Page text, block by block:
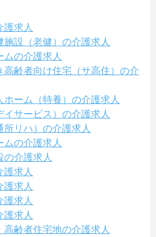
護求人
設（老健）の介護求人
の介護求人
齢者向け住宅（サ高住）の介
ーム（特養）の介護求人
サービス）の介護求人
リハ）の介護求人
の介護求人
介護求人
護求人
護求人
護求人
護求人
齢者住宅地の介護求人